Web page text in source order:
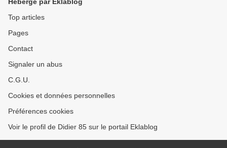
Top articles
Pages
Contact
Signaler un abus
C.G.U.
Cookies et données personnelles
Préférences cookies
Voir le profil de Didier 85 sur le portail Eklablog